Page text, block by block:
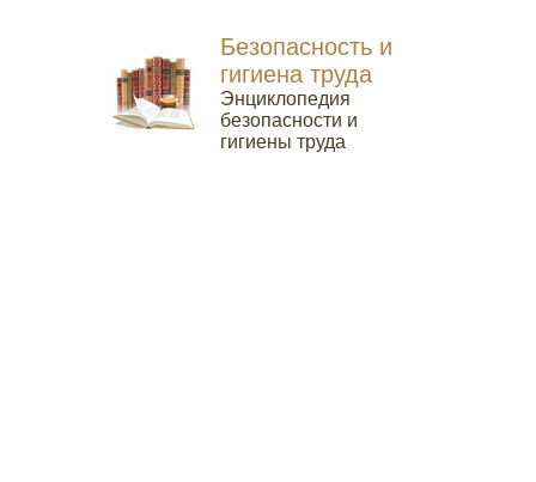
Безопасность и
гигиена труда
Энциклопедия
безопасности и
гигиены труда